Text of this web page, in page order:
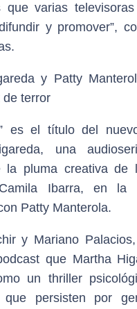
que varias
y promover”,
y Patty
de terror
es el título del
una
la pluma creativa de
Ibarra, en la
Patty Manterola.
y Mariano
que Martha
un thriller
que persisten por